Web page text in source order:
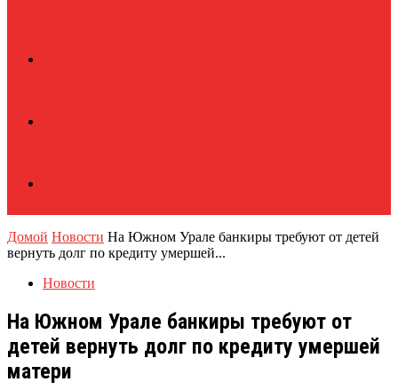
Домой Новости На Южном Урале банкиры требуют от детей
вернуть долг по кредиту умершей...
Новости
На Южном Урале банкиры требуют от
детей вернуть долг по кредиту умершей
матери